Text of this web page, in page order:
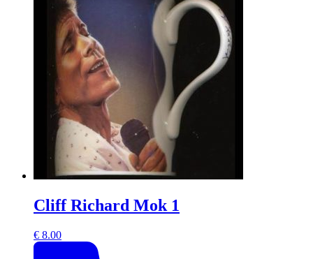
Cliff Richard Mok 1
€ 8.00